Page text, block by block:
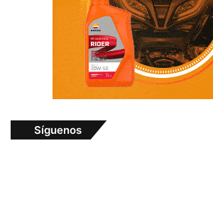
Síguenos